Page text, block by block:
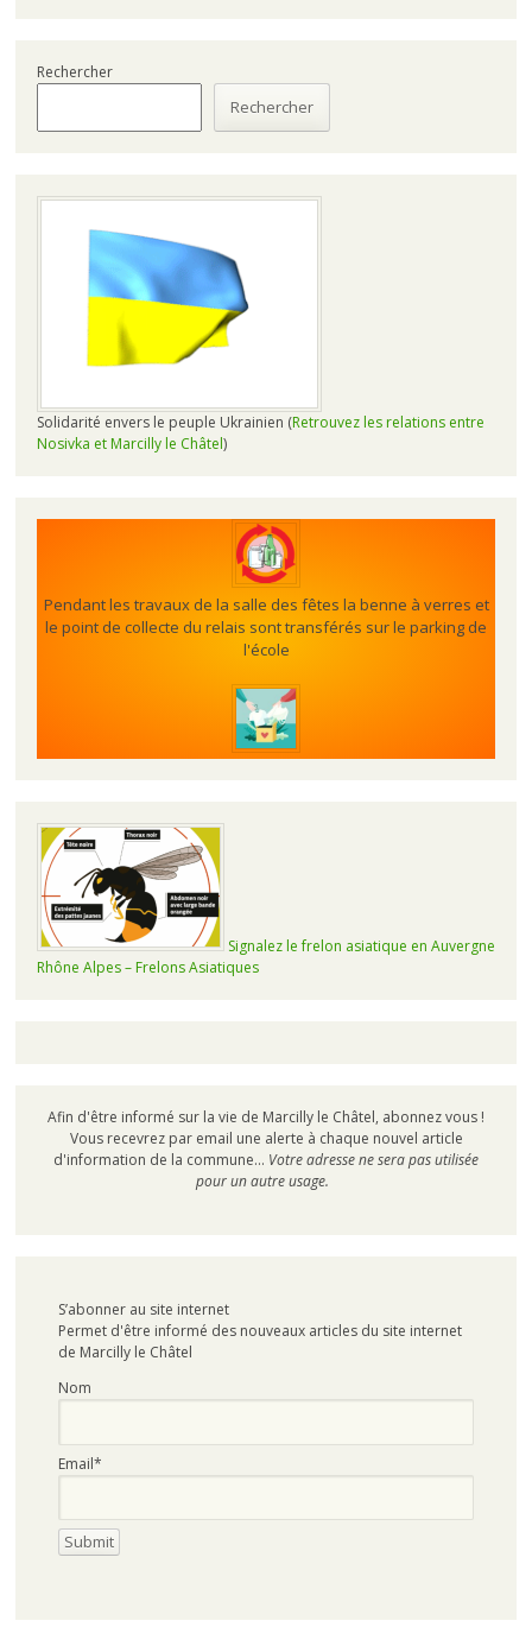
Rechercher
Rechercher
Solidarité envers le peuple Ukrainien (Retrouvez les relations entre
Nosivka et Marcilly le Châtel)
Pendant les travaux de la salle des fêtes la benne à verres et
le point de collecte du relais sont transférés sur le parking de
l'école
Signalez le frelon asiatique en Auvergne
Rhône Alpes – Frelons Asiatiques
Afin d'être informé sur la vie de Marcilly le Châtel, abonnez vous !
Vous recevrez par email une alerte à chaque nouvel article
d'information de la commune... Votre adresse ne sera pas utilisée
pour un autre usage.
S’abonner au site internet
Permet d'être informé des nouveaux articles du site internet
de Marcilly le Châtel
Nom
Email*